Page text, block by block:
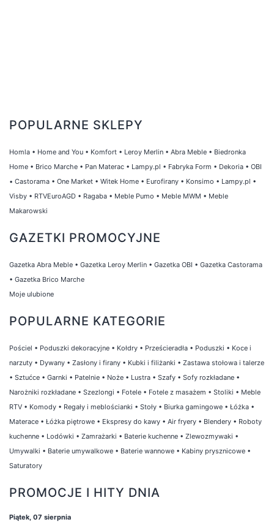
POPULARNE SKLEPY
Homla • Home and You • Komfort • Leroy Merlin • Abra Meble • Biedronka
Home • Brico Marche • Pan Materac • Lampy.pl • Fabryka Form • Dekoria • OBI
• Castorama • One Market • Witek Home • Eurofirany • Konsimo • Lampy.pl •
Visby • RTVEuroAGD • Ragaba • Meble Pumo • Meble MWM • Meble
Makarowski
GAZETKI PROMOCYJNE
Gazetka Abra Meble • Gazetka Leroy Merlin • Gazetka OBI • Gazetka Castorama
• Gazetka Brico Marche
Moje ulubione
POPULARNE KATEGORIE
Pościel • Poduszki dekoracyjne • Kołdry • Prześcieradła • Poduszki • Koce i
narzuty • Dywany • Zasłony i firany • Kubki i filiżanki • Zastawa stołowa i talerze
• Sztućce • Garnki • Patelnie • Noże • Lustra • Szafy • Sofy rozkładane •
Narożniki rozkładane • Szezlongi • Fotele • Fotele z masażem • Stoliki • Meble
RTV • Komody • Regały i meblościanki • Stoły • Biurka gamingowe • Łóżka •
Materace • Łóżka piętrowe • Ekspresy do kawy • Air fryery • Blendery • Roboty
kuchenne • Lodówki • Zamrażarki • Baterie kuchenne • Zlewozmywaki •
Umywalki • Baterie umywalkowe • Baterie wannowe • Kabiny prysznicowe •
Saturatory
PROMOCJE I HITY DNIA
Piątek, 07 sierpnia